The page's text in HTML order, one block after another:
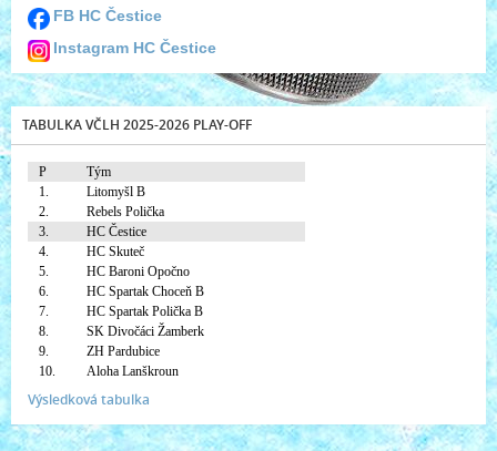
FB HC Čestice
Instagram HC Čestice
TABULKA VČLH 2025-2026 PLAY-OFF
P
Tým
1.
Litomyšl B
2.
Rebels Polička
3.
HC Čestice
4.
HC Skuteč
5.
HC Baroni Opočno
6.
HC Spartak Choceň B
7.
HC Spartak Polička B
8.
SK Divočáci Žamberk
9.
ZH Pardubice
10.
Aloha Lanškroun
Výsledková tabulka